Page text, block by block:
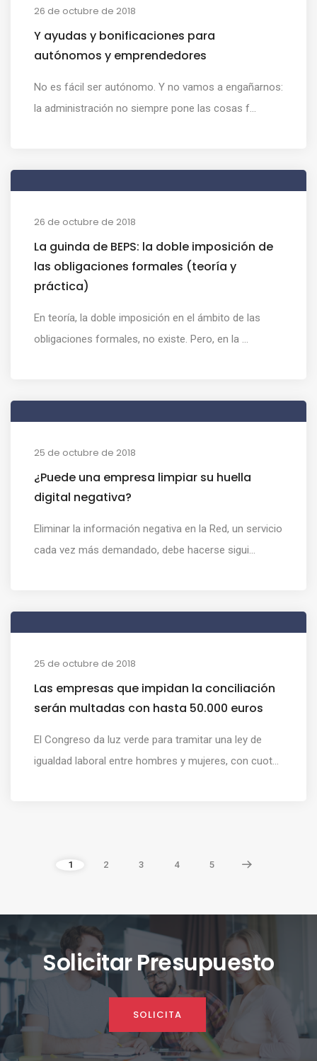
26 de octubre de 2018
Y ayudas y bonificaciones para
autónomos y emprendedores
No es fácil ser autónomo. Y no vamos a engañarnos:
la administración no siempre pone las cosas f...
26 de octubre de 2018
La guinda de BEPS: la doble imposición de
las obligaciones formales (teoría y
práctica)
En teoría, la doble imposición en el ámbito de las
obligaciones formales, no existe. Pero, en la ...
25 de octubre de 2018
¿Puede una empresa limpiar su huella
digital negativa?
Eliminar la información negativa en la Red, un servicio
cada vez más demandado, debe hacerse sigui...
25 de octubre de 2018
Las empresas que impidan la conciliación
serán multadas con hasta 50.000 euros
El Congreso da luz verde para tramitar una ley de
igualdad laboral entre hombres y mujeres, con cuot...
1 2 3 4 5
Solicitar Presupuesto
SOLICITA